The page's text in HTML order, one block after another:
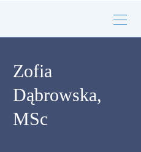
Zofia
Dąbrowska,
MSc